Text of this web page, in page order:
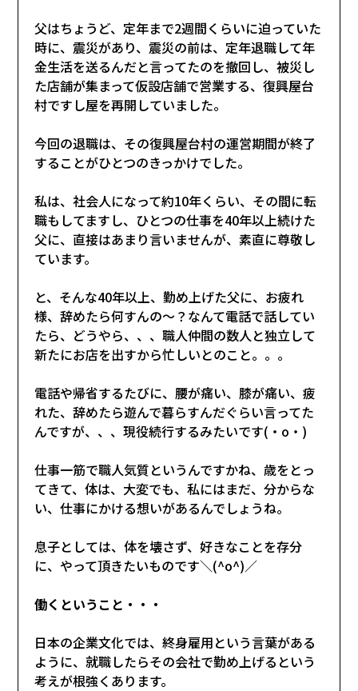
父はちょうど、定年まで2週間くらいに迫っていた
時に、震災があり、震災の前は、定年退職して年
金生活を送るんだと言ってたのを撤回し、被災し
た店舗が集まって仮設店舗で営業する、復興屋台
村ですし屋を再開していました。
今回の退職は、その復興屋台村の運営期間が終了
することがひとつのきっかけでした。
私は、社会人になって約10年くらい、その間に転
職もしてますし、ひとつの仕事を40年以上続けた
父に、直接はあまり言いませんが、素直に尊敬し
ています。
と、そんな40年以上、勤め上げた父に、お疲れ
様、辞めたら何すんの～？なんて電話で話してい
たら、どうやら、、、職人仲間の数人と独立して
新たにお店を出すから忙しいとのこと。。。
電話や帰省するたびに、腰が痛い、膝が痛い、疲
れた、辞めたら遊んで暮らすんだぐらい言ってた
んですが、、、現役続行するみたいです(・o・)
仕事一筋で職人気質というんですかね、歳をとっ
てきて、体は、大変でも、私にはまだ、分からな
い、仕事にかける想いがあるんでしょうね。
息子としては、体を壊さず、好きなことを存分
に、やって頂きたいものです＼(^o^)／
働くということ・・・
日本の企業文化では、終身雇用という言葉がある
ように、就職したらその会社で勤め上げるという
考えが根強くあります。